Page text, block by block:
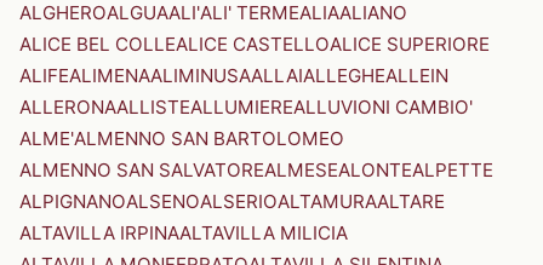
ALGHEROALGUAALI'ALI' TERMEALIAALIANO
ALICE BEL COLLEALICE CASTELLOALICE SUPERIORE
ALIFEALIMENAALIMINUSAALLAIALLEGHEALLEIN
ALLERONAALLISTEALLUMIEREALLUVIONI CAMBIO'
ALME'ALMENNO SAN BARTOLOMEO
ALMENNO SAN SALVATOREALMESEALONTEALPETTE
ALPIGNANOALSENOALSERIOALTAMURAALTARE
ALTAVILLA IRPINAALTAVILLA MILICIA